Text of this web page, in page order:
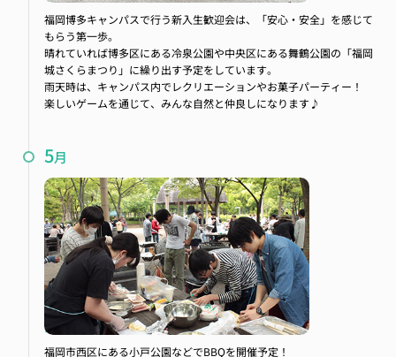
福岡博多キャンパスで行う新入生歓迎会は、「安心・安全」を感じて
もらう第一歩。
晴れていれば博多区にある冷泉公園や中央区にある舞鶴公園の「福岡
城さくらまつり」に繰り出す予定をしています。
雨天時は、キャンパス内でレクリエーションやお菓子パーティー！
楽しいゲームを通じて、みんな自然と仲良しになります♪
5月
バーベキュー大会
福岡市西区にある小戸公園などでBBQを開催予定！